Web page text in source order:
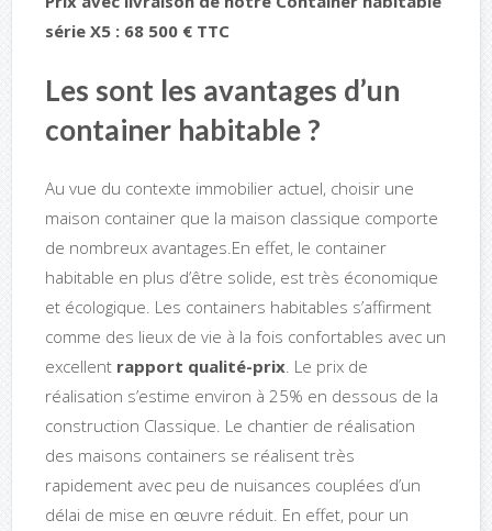
série X5 : 68 500 € TTC
Les sont les avantages d’un
container habitable ?
Au vue du contexte immobilier actuel, choisir une
maison container que la maison classique comporte
de nombreux avantages.En effet, le container
habitable en plus d’être solide, est très économique
et écologique. Les containers habitables s’affirment
comme des lieux de vie à la fois confortables avec un
excellent rapport qualité-prix . Le prix de
réalisation s’estime environ à 25% en dessous de la
construction Classique. Le chantier de réalisation
des maisons containers se réalisent très
rapidement avec peu de nuisances couplées d’un
délai de mise en œuvre réduit. En effet, pour un